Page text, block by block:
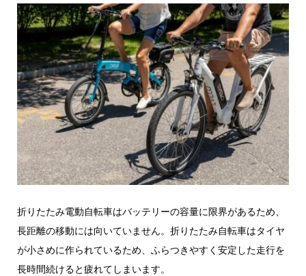
折りたたみ電動自転車はバッテリーの容量に限界があるため、
長距離の移動には向いていません。折りたたみ自転車はタイヤ
が小さめに作られているため、ふらつきやすく安定した走行を
長時間続けると疲れてしまいます。